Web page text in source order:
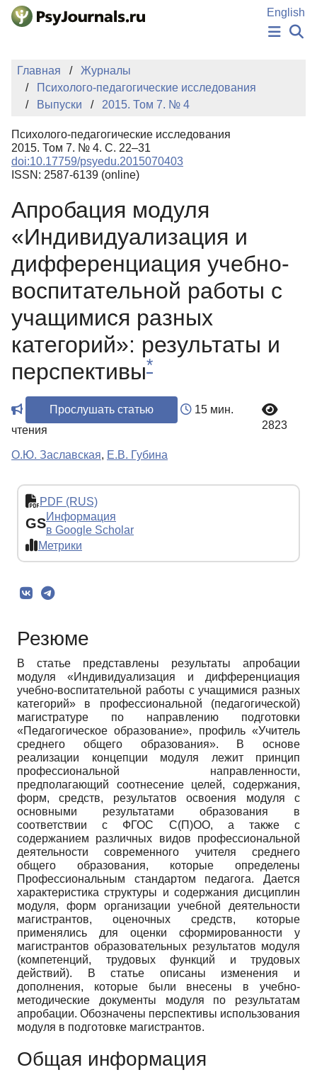
Перейти к основному содержанию
English
НОВОСТИ
АВТОРЫ
КЛЮЧЕВЫЕ СЛОВА
Регистрация
Главная
Журналы
Психолого-педагогические исследования
Выпуски
2015. Том 7. № 4
Психолого-педагогические исследования
2015. Том 7. № 4. С. 22–31
doi:10.17759/psyedu.2015070403
ISSN: 2587-6139 (online)
Апробация модуля
«Индивидуализация и
дифференциация учебно-
воспитательной работы с
учащимися разных
категорий»: результаты и
перспективы*
Прослушать статью
15 мин.
чтения
2823
О.Ю. Заславская, Е.В. Губина
PDF (RUS)
GSИнформация
в Google Scholar
Метрики
Резюме
В статье представлены результаты апробации
модуля «Индивидуализация и дифференциация
учебно-воспитательной работы с учащимися разных
категорий» в профессиональной (педагогической)
магистратуре по направлению подготовки
«Педагогическое образование», профиль «Учитель
среднего общего образования». В основе
реализации концепции модуля лежит принцип
профессиональной направленности,
предполагающий соотнесение целей, содержания,
форм, средств, результатов освоения модуля с
основными результатами образования в
соответствии с ФГОС С(П)ОО, а также с
содержанием различных видов профессиональной
деятельности современного учителя среднего
общего образования, которые определены
Профессиональным стандартом педагога. Дается
характеристика структуры и содержания дисциплин
модуля, форм организации учебной деятельности
магистрантов, оценочных средств, которые
применялись для оценки сформированности у
магистрантов образовательных результатов модуля
(компетенций, трудовых функций и трудовых
действий). В статье описаны изменения и
дополнения, которые были внесены в учебно-
методические документы модуля по результатам
апробации. Обозначены перспективы использования
модуля в подготовке магистрантов.
Общая информация